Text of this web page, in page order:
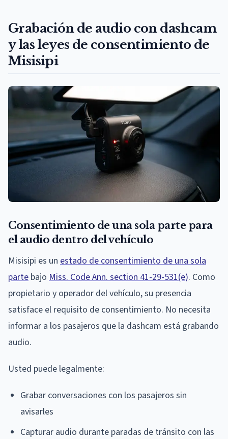
Grabación de audio con dashcam
y las leyes de consentimiento de
Misisipi
Consentimiento de una sola parte para
el audio dentro del vehículo
Misisipi es un estado de consentimiento de una sola
parte bajo Miss. Code Ann. section 41-29-531(e). Como
propietario y operador del vehículo, su presencia
satisface el requisito de consentimiento. No necesita
informar a los pasajeros que la dashcam está grabando
audio.
Usted puede legalmente:
Grabar conversaciones con los pasajeros sin
avisarles
Capturar audio durante paradas de tránsito con las